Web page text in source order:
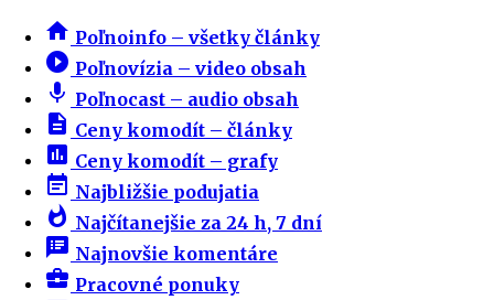
home Poľnoinfo – všetky články
play_circle_filled Poľnovízia – video obsah
mic Poľnocast – audio obsah
description Ceny komodít – články
insert_chart Ceny komodít – grafy
event_note Najbližšie podujatia
whatshot Najčítanejšie za 24 h, 7 dní
speaker_notes Najnovšie komentáre
business_center Pracovné ponuky